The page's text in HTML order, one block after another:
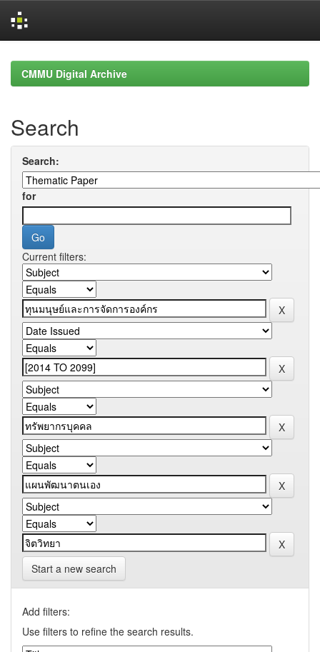
navigationCMMU Digital Archive
Search
Search:
for
Current filters:
Start a new search
Add filters:
Use filters to refine the search results.